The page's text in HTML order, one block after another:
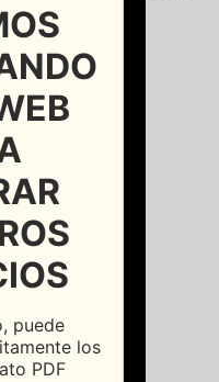
puede
los
PDF